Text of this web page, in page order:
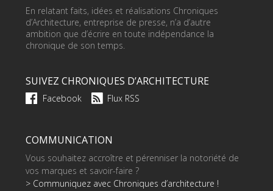
En relatant faits, idées et réalisations Chroniques
d’Architecture, entreprise de presse, n’a d’autre
ambition que d’écrire en toute indépendance la
chronique de son temps.
SUIVEZ CHRONIQUES D’ARCHITECTURE
Facebook Flux RSS
COMMUNICATION
Vous souhaitez accroître et pérenniser la notoriété de
vos marques et savoir-faire ?
> Communiquez avec Chroniques d’architecture !